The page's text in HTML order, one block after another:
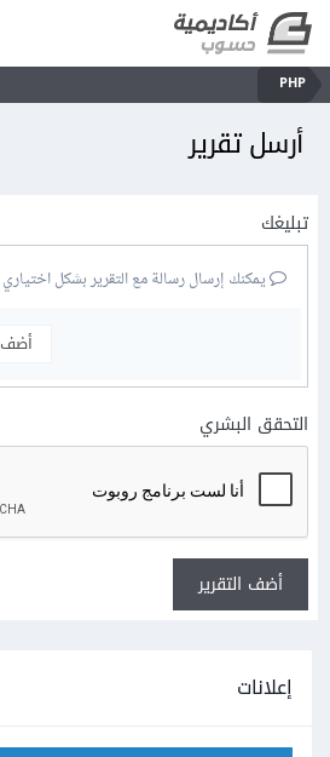
PHP
أرسل تقرير
تبليغك
يمكنك إرسال رسالة مع التقرير بشكل اختياري
التحقق البشري
أضف التقرير
إعلانات